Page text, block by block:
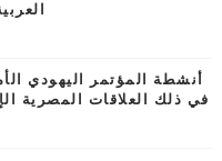
العربية:
أنشطة المؤتمر اليهودي
في ذلك العلاقات المصرية